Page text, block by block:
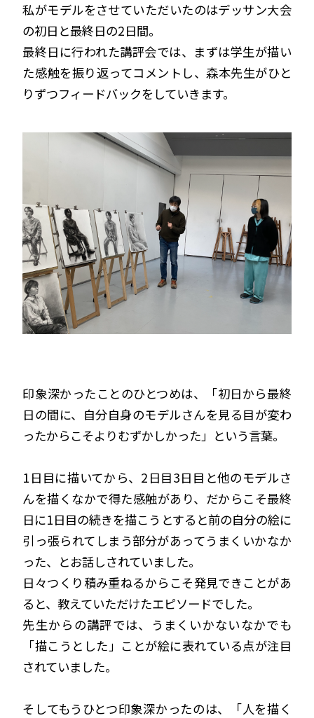
私がモデルをさせていただいたのはデッサン大会
の初日と最終日の2日間。
最終日に行われた講評会では、まずは学生が描い
た感触を振り返ってコメントし、森本先生がひと
りずつフィードバックをしていきます。
印象深かったことのひとつめは、「初日から最終
日の間に、自分自身のモデルさんを見る目が変わ
ったからこそよりむずかしかった」という言葉。
1日目に描いてから、2日目3日目と他のモデルさ
んを描くなかで得た感触があり、だからこそ最終
日に1日目の続きを描こうとすると前の自分の絵に
引っ張られてしまう部分があってうまくいかなか
った、とお話しされていました。
日々つくり積み重ねるからこそ発見できことがあ
ると、教えていただけたエピソードでした。
先生からの講評では、うまくいかないなかでも
「描こうとした」ことが絵に表れている点が注目
されていました。
そしてもうひとつ印象深かったのは、「人を描く